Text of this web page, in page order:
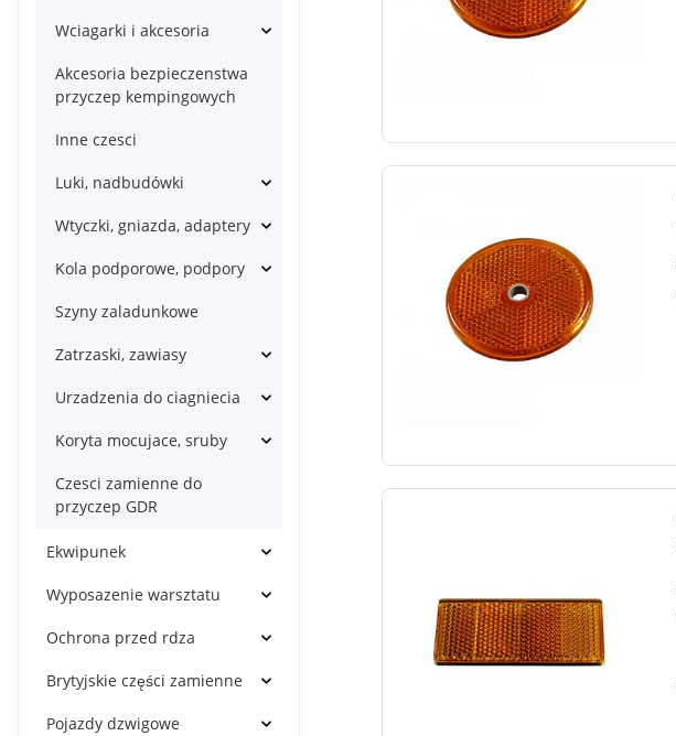
Wciagarki i akcesoria
Akcesoria bezpieczenstwa
przyczep kempingowych
Inne czesci
Luki, nadbudówki
Wtyczki, gniazda, adaptery
Kola podporowe, podpory
Szyny zaladunkowe
Zatrzaski, zawiasy
Urzadzenia do ciagniecia
Koryta mocujace, sruby
Czesci zamienne do
przyczep GDR
Ekwipunek
Wyposazenie warsztatu
Ochrona przed rdza
Brytyjskie części zamienne
Pojazdy dzwigowe